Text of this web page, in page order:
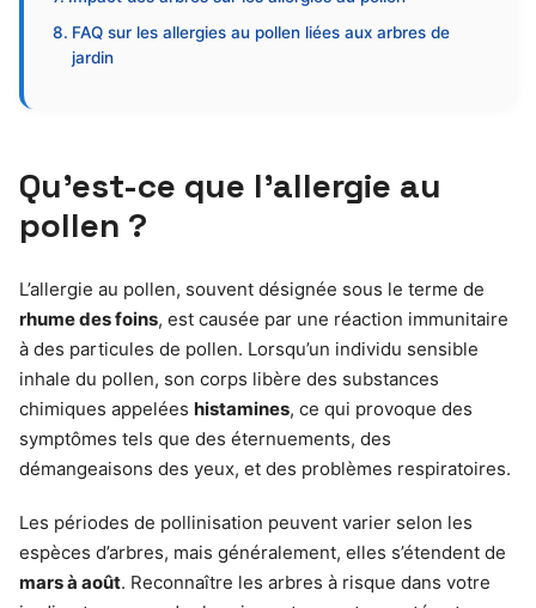
FAQ sur les allergies au pollen liées aux arbres de
jardin
Qu’est-ce que l’allergie au
pollen ?
L’allergie au pollen, souvent désignée sous le terme de
rhume des foins, est causée par une réaction immunitaire
à des particules de pollen. Lorsqu’un individu sensible
inhale du pollen, son corps libère des substances
chimiques appelées histamines, ce qui provoque des
symptômes tels que des éternuements, des
démangeaisons des yeux, et des problèmes respiratoires.
Les périodes de pollinisation peuvent varier selon les
espèces d’arbres, mais généralement, elles s’étendent de
mars à août. Reconnaître les arbres à risque dans votre